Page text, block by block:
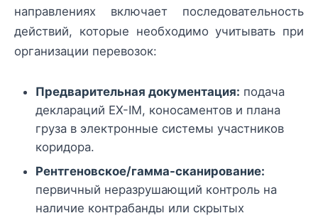
направлениях включает последовательность
действий, которые необходимо учитывать при
организации перевозок:
Предварительная документация: подача
деклараций EX-IM, коносаментов и плана
груза в электронные системы участников
коридора.
Рентгеновское/гамма-сканирование:
первичный неразрушающий контроль на
наличие контрабанды или скрытых